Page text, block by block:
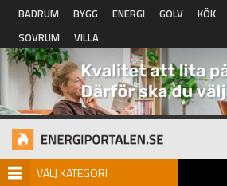
Hoppa till huvudinnehåll
BADRUM BYGG ENERGI GOLV KÖK
SOVRUM
VILLA
VÄLJ KATEGORI